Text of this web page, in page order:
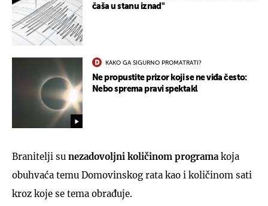
čaša u stanu iznad"
KAKO GA SIGURNO PROMATRATI?
Ne propustite prizor koji se ne viđa često:
Nebo sprema pravi spektakl
Branitelji su nezadovoljni količinom programa koja
obuhvaća temu Domovinskog rata kao i količinom sati
kroz koje se tema obrađuje.